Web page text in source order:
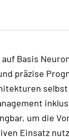
Basis
präzise
um die
Einsatz